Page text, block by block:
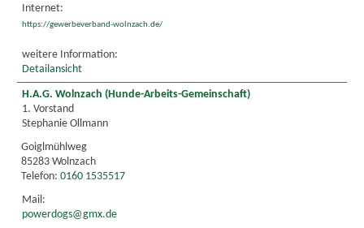
Internet:
https://gewerbeverband-wolnzach.de/
weitere Information:
Detailansicht
H.A.G. Wolnzach (Hunde-Arbeits-Gemeinschaft)
1. Vorstand
Stephanie Ollmann
Goiglmühlweg
85283 Wolnzach
Telefon: 0160 1535517
Mail:
powerdogs@gmx.de